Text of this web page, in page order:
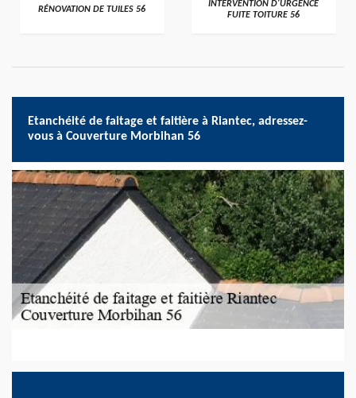
>
RÉNOVATION DE TUILES 56 >
INTERVENTION D'URGENCE
FUITE TOITURE 56
Etanchéité de faitage et faitière à Riantec, adressez-
vous à Couverture Morbihan 56